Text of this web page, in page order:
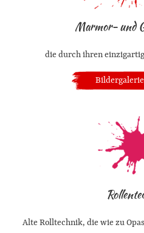
Marmor- und
die durch ihren
Alte Rolltechnik, die wie zu